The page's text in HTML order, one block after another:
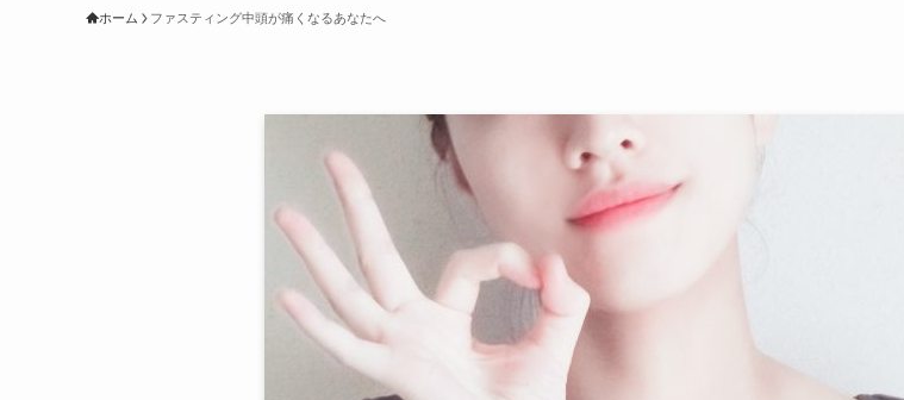
ホーム ファスティング中頭が痛くなるあなたへ